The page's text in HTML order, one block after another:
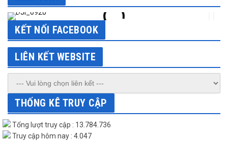
KẾT NỐI FACEBOOK
LIÊN KẾT WEBSITE
THỐNG KÊ TRUY CẬP
Tổng lượt truy cập : 13.784.736
Truy cập hôm nay : 4.047